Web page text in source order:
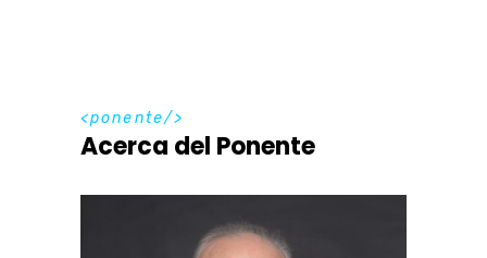
ponente
Acerca del Ponente